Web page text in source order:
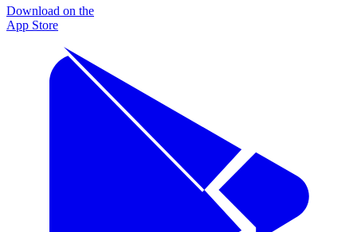
Download on the
App Store